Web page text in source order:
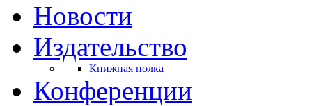
Новости
Издательство
Книжная полка
Конференции